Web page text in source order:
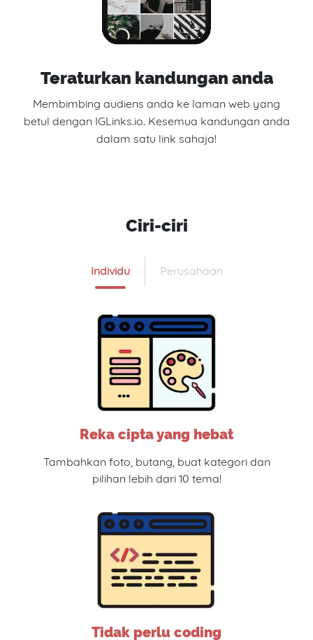
Teraturkan kandungan anda
Membimbing audiens anda ke laman web yang
betul dengan IGLinks.io. Kesemua kandungan anda
dalam satu link sahaja!
Ciri-ciri
Individu Perusahaan
Reka cipta yang hebat
Tambahkan foto, butang, buat kategori dan
pilihan lebih dari 10 tema!
Tidak perlu coding